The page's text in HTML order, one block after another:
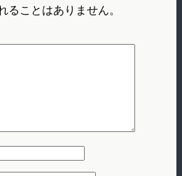
ることはありません。